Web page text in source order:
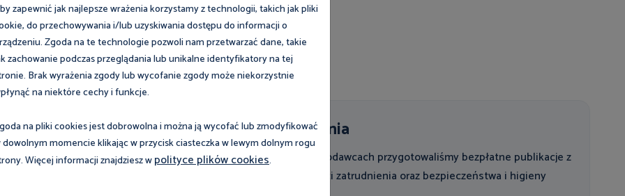
bezpłatnych szkoleniach,
fachowych poradników,
Publikacje do pobrania
Z myślą o pracownikach i pracodawcach przygotowaliśmy bezpłatne publikacje z
zakresu prawa pracy, legalności zatrudnienia oraz bezpieczeństwa i higieny
zapewnić jak najlepsze wrażenia korzystamy z technologii, takich jak pliki
do przechowywania i/lub uzyskiwania dostępu do informacji o
Zgoda na te technologie pozwoli nam przetwarzać dane, takie
zachowanie podczas przeglądania lub unikalne identyfikatory na tej
Brak wyrażenia zgody lub wycofanie zgody może niekorzystnie
na niektóre cechy i funkcje.
na pliki cookies jest dobrowolna i można ją wycofać lub zmodyfikować
dowolnym momencie klikając w przycisk ciasteczka w lewym dolnym rogu
Więcej informacji znajdziesz wpolityce plików cookies.